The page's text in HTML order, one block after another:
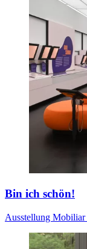
Bin ich schön!
Ausstellung Mobiliar